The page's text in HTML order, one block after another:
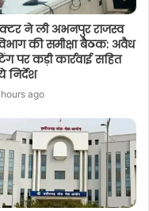
ने ली अभनपुर राजस्व
की समीक्षा बैठक: अवैध
पर कड़ी कार्रवाई सहित
निर्देश
ago